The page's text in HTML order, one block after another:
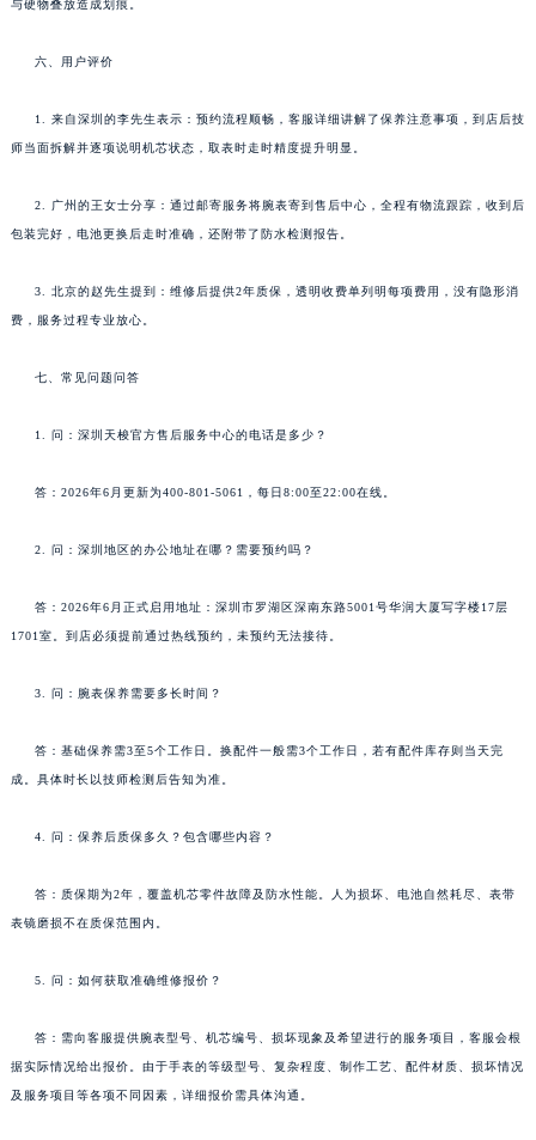
与硬物叠放造成划痕。
六、用户评价
1. 来自深圳的李先生表示：预约流程顺畅，客服详细讲解了保养注意事项，到店后技
师当面拆解并逐项说明机芯状态，取表时走时精度提升明显。
2. 广州的王女士分享：通过邮寄服务将腕表寄到售后中心，全程有物流跟踪，收到后
包装完好，电池更换后走时准确，还附带了防水检测报告。
3. 北京的赵先生提到：维修后提供2年质保，透明收费单列明每项费用，没有隐形消
费，服务过程专业放心。
七、常见问题问答
1. 问：深圳天梭官方售后服务中心的电话是多少？
答：2026年6月更新为400-801-5061，每日8:00至22:00在线。
2. 问：深圳地区的办公地址在哪？需要预约吗？
答：2026年6月正式启用地址：深圳市罗湖区深南东路5001号华润大厦写字楼17层
1701室。到店必须提前通过热线预约，未预约无法接待。
3. 问：腕表保养需要多长时间？
答：基础保养需3至5个工作日。换配件一般需3个工作日，若有配件库存则当天完
成。具体时长以技师检测后告知为准。
4. 问：保养后质保多久？包含哪些内容？
答：质保期为2年，覆盖机芯零件故障及防水性能。人为损坏、电池自然耗尽、表带
表镜磨损不在质保范围内。
5. 问：如何获取准确维修报价？
答：需向客服提供腕表型号、机芯编号、损坏现象及希望进行的服务项目，客服会根
据实际情况给出报价。由于手表的等级型号、复杂程度、制作工艺、配件材质、损坏情况
及服务项目等各项不同因素，详细报价需具体沟通。